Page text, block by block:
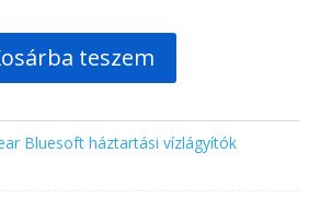
teszem
Bluesoft háztartási vízlágyítók